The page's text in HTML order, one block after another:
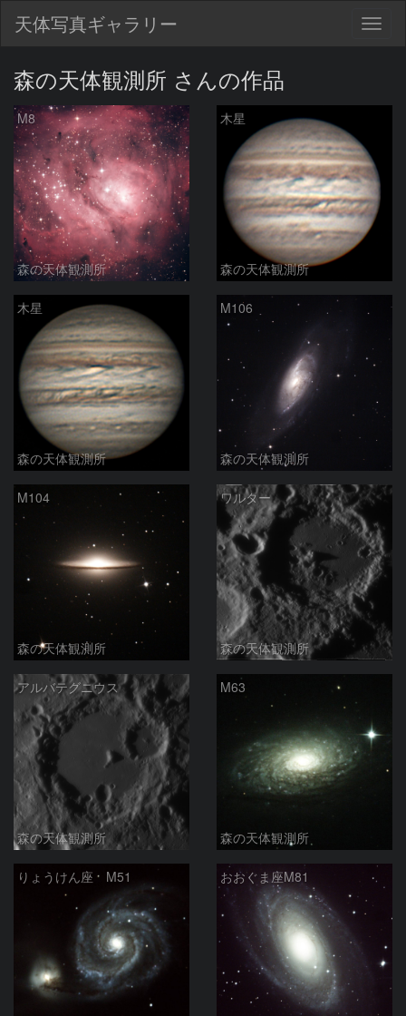
天体写真ギャラリー
森の天体観測所 さんの作品
M8
森の天体観測所
木星
森の天体観測所
木星
森の天体観測所
M106
森の天体観測所
M104
森の天体観測所
ワルター
森の天体観測所
アルバテグニウス
森の天体観測所
M63
森の天体観測所
りょうけん座 M51 おおぐま座M81